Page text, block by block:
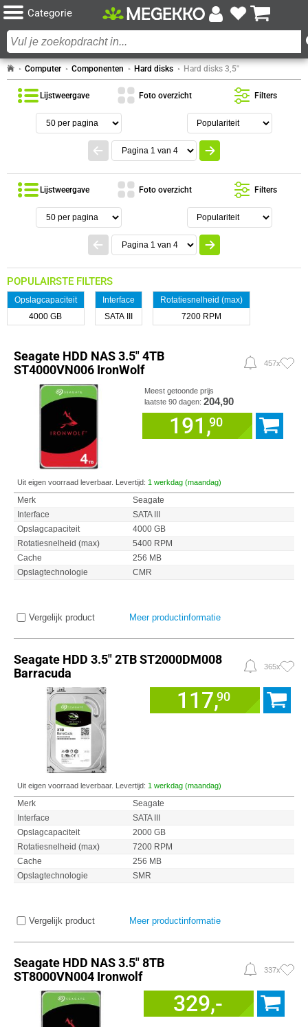
Categorie
Computer Componenten Hard disks Hard disks 3,5"
POPULAIRSTE FILTERS
Opslagcapaciteit
4000 GB
Interface
SATA III
Rotatiesnelheid (max)
7200 RPM
Lijstweergave Foto overzicht Filters
Seagate HDD NAS 3.5" 4TB
ST4000VN006 IronWolf
457x
Meest getoonde prijs
laatste 90 dagen: 204,90
191,90
Uit eigen voorraad leverbaar. Levertijd: 1 werkdag (maandag)
Merk
Seagate
Interface
SATA III
Opslagcapaciteit
4000 GB
Rotatiesnelheid (max)
5400 RPM
Cache
256 MB
Opslagtechnologie
CMR
Vergelijk product Meer productinformatie
Seagate HDD 3.5" 2TB ST2000DM008
Barracuda
365x
117,90
Uit eigen voorraad leverbaar. Levertijd: 1 werkdag (maandag)
Merk
Seagate
Interface
SATA III
Opslagcapaciteit
2000 GB
Rotatiesnelheid (max)
7200 RPM
Cache
256 MB
Opslagtechnologie
SMR
Vergelijk product Meer productinformatie
Seagate HDD NAS 3.5" 8TB
ST8000VN004 Ironwolf
337x
329,-
Lijstweergave Foto overzicht Filters